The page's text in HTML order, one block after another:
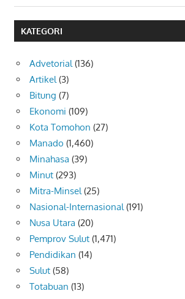
Post:
KATEGORI
Advetorial(136)
Artikel(3)
Bitung (7)
Ekonomi (109)
Kota Tomohon (27)
Manado (1,460)
Minahasa (39)
Minut (293)
Mitra-Minsel(25)
Nasional-Internasional(191)
Nusa Utara (20)
Pemprov Sulut (1,471)
Pendidikan (14)
Sulut (58)
Totabuan (13)